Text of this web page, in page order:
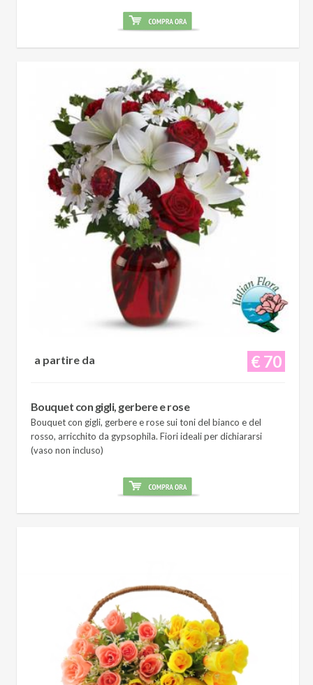
€ 70
a partire da
Bouquet con gigli, gerbere e rose
Bouquet con gigli, gerbere e rose sui toni del bianco e del
rosso, arricchito da gypsophila. Fiori ideali per dichiararsi
(vaso non incluso)